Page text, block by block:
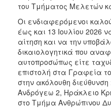
του Τμήματος Μελετών
Oι ενδιαφερόμενοι
έως και 13 Ιουλίου 2026
αίτηση και να την
δικαιολογητικά που
αυτοπροσώπως είτε
επιστολή στα Γραφεία
στην ακόλουθη
Ανδρόγεω 2, Ηράκλειο
στο Τμήμα Ανθρώπινου